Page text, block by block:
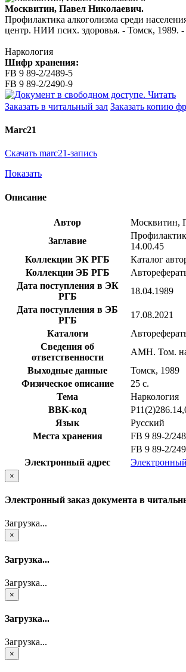
Москвитин, Павел Николаевич.
Профилактика алкоголизма среди
центр. НИИ псих. здоровья. - Томск, 1989. -
Наркология
Шифр хранения:
FB 9 89-2/2489-5
FB 9 89-2/2490-9
Читать
Заказать в читальный зал Заказать копию
Marc21
Скачать marc21-запись
Показать
Описание
Автор
Москвитин,
Заглавие
14.00.45
Коллекции ЭК РГБ
Каталог
Коллекции ЭБ РГБ
Дата поступления в ЭК
РГБ
18.04.1989
Дата поступления в ЭБ
РГБ
17.08.2021
Каталоги
Сведения об
ответственности
АМН. Том.
Выходные данные
Томск, 1989
Физическое описание
25 с.
Тема
Наркология
BBK-код
Язык
Русский
Места хранения
FB 9 89-2/
FB 9 89-2/
Электронный адрес
×
Электронный заказ документа в
Загрузка...
×
Загрузка...
Загрузка...
×
Загрузка...
Загрузка...
×